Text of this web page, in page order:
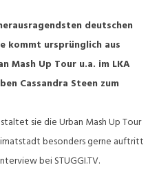
deutschen
kommt ursprünglich aus
Up Tour u.a. im LKA
Cassandra Steen zum
sie die Urban Mash Up Tour
besonders gerne auftritt
bei STUGGI.TV.